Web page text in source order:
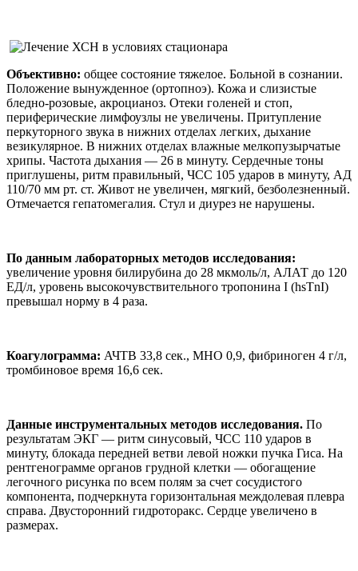
Объективно: общее состояние тяжелое. Больной в сознании.
Положение вынужденное (ортопноэ). Кожа и слизистые
бледно-розовые, акроцианоз. Отеки голеней и стоп,
периферические лимфоузлы не увеличены. Притупление
перкуторного звука в нижних отделах легких, дыхание
везикулярное. В нижних отделах влажные мелкопузырчатые
хрипы. Частота дыхания — 26 в минуту. Сердечные тоны
приглушены, ритм правильный, ЧСС 105 ударов в минуту, АД
110/70 мм рт. ст. Живот не увеличен, мягкий, безболезненный.
Отмечается гепатомегалия. Стул и диурез не нарушены.
По данным лабораторных методов исследования:
увеличение уровня билирубина до 28 мкмоль/л, АЛАТ до 120
ЕД/л, уровень высокочувствительного тропонина I (hsTnI)
превышал норму в 4 раза.
Коагулограмма: АЧТВ 33,8 сек., МНО 0,9, фибриноген 4 г/л,
тромбиновое время 16,6 сек.
Данные инструментальных методов исследования. По
результатам ЭКГ — ритм синусовый, ЧСС 110 ударов в
минуту, блокада передней ветви левой ножки пучка Гиса. На
рентгенограмме органов грудной клетки — обогащение
легочного рисунка по всем полям за счет сосудистого
компонента, подчеркнута горизонтальная междолевая плевра
справа. Двусторонний гидроторакс. Сердце увеличено в
размерах.